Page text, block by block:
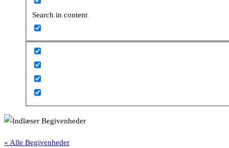
Search in content
« Alle Begivenheder